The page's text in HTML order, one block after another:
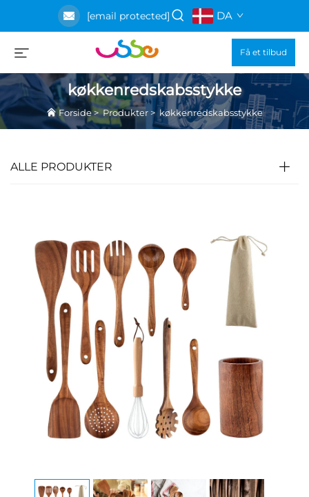
[email protected] DA
Få et tilbud
køkkenredskabsstykke
Forside>Produkter > køkkenredskabsstykke
ALLE PRODUKTER